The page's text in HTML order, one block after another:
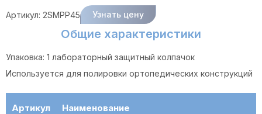
Артикул: 2SMPP45 Узнать цену
Общие характеристики
Упаковка: 1 лабораторный защитный колпачок
Используется для полировки ортопедических конструкций
Артикул Наименование